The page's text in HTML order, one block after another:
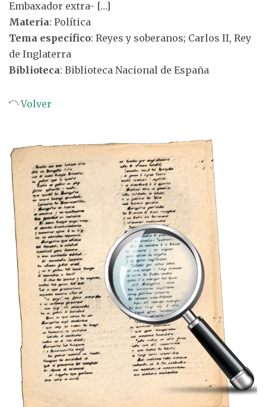
Embaxador extra- […]
Materia: Política
Tema específico: Reyes y soberanos; Carlos II, Rey
de Inglaterra
Biblioteca: Biblioteca Nacional de España
Volver